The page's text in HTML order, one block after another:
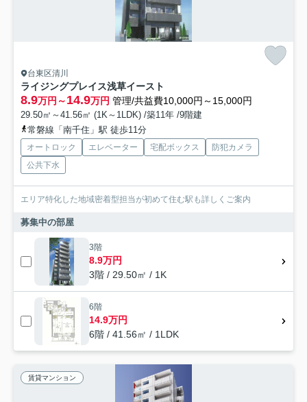
台東区清川
ライジングプレイス浅草イースト
8.9万円～14.9万円 管理/共益費10,000円～15,000円
29.50㎡～41.56㎡ (1K～1LDK) /築11年 /9階建
常磐線「南千住」駅 徒歩11分
オートロック エレベーター 宅配ボックス
防犯カメラ
公共下水
エリア特化した地域密着型担当が初めて住む駅も詳しくご案内
募集中の部屋
3階
8.9万円
3階 / 29.50㎡ / 1K
6階
14.9万円
6階 / 41.56㎡ / 1LDK
賃貸マンション